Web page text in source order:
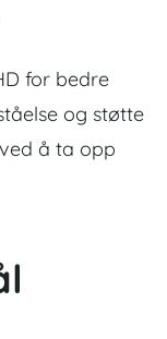
for bedre
og støtte
å ta opp